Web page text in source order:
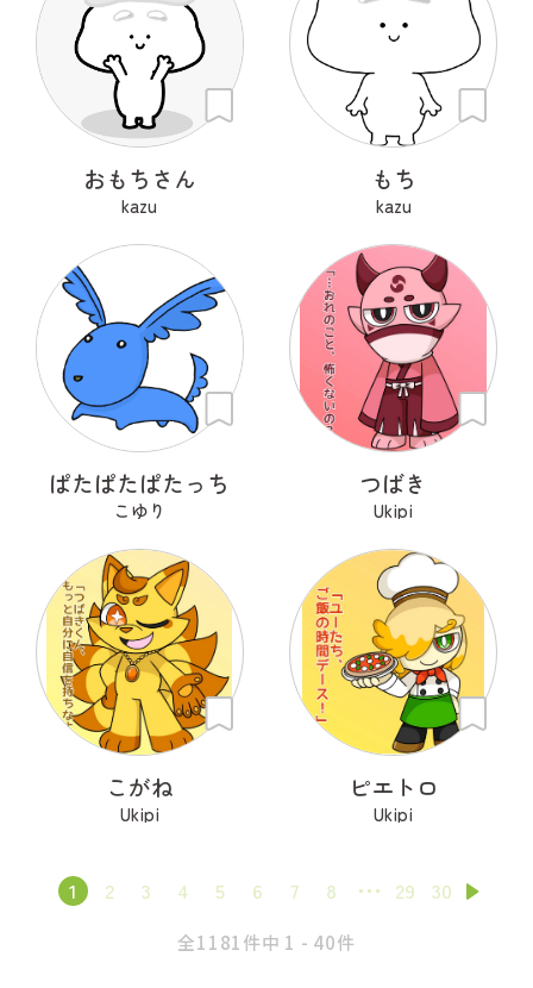
おもちさん
kazu
もち
kazu
ぱたぱたぱたっち
こゆり
つばき
Ukipi
こがね
Ukipi
ピエトロ
Ukipi
1 2 3 4 5 6 7 8 29 30
全1181件中 1 - 40件